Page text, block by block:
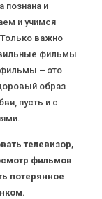
познана и
и учимся
важно
фильмы
– это
образ
пусть и с
телевизор,
фильмов
потерянное